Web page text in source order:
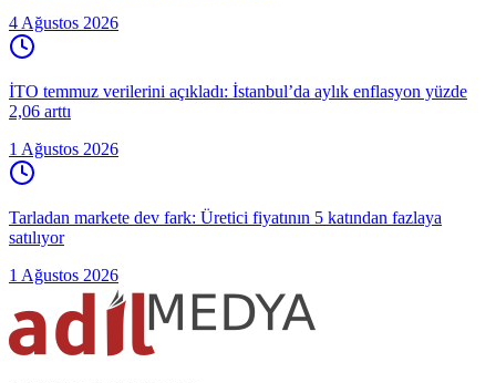
4 Ağustos 2026
İTO temmuz verilerini açıkladı: İstanbul’da aylık enflasyon yüzde
2,06 arttı
1 Ağustos 2026
Tarladan markete dev fark: Üretici fiyatının 5 katından fazlaya
satılıyor
1 Ağustos 2026